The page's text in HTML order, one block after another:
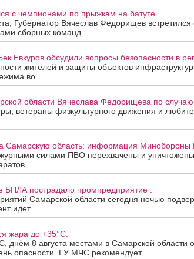
с чемпионами по прыжкам на батуте.
Губернатор Вячеслав Федорищев
сборных команд ..
Евкуров обсудили вопросы безопасности в
жителей и защиты объектов
во ..
области Вячеслава Федорищева по случаю
ветераны физкультурного движения и
Самарскую область: информация Минобороны
силами ПВО перехвачены и уничтожены
..
БПЛА пострадало промпредприятие .
Самарской области сегодня ночью
идет ..
жара до +35°C.
8 августа местами в Самарской области
опасности. ГУ МЧС рекомендует ..